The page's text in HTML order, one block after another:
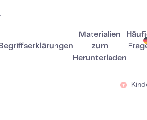
Begriffserklärungen
Materialien
zum
Herunterladen